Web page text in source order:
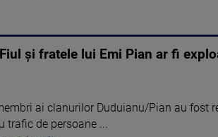
și fratele lui Emi Pian ar fi
ai clanurilor Duduianu/Pian au fost
trafic de persoane ...